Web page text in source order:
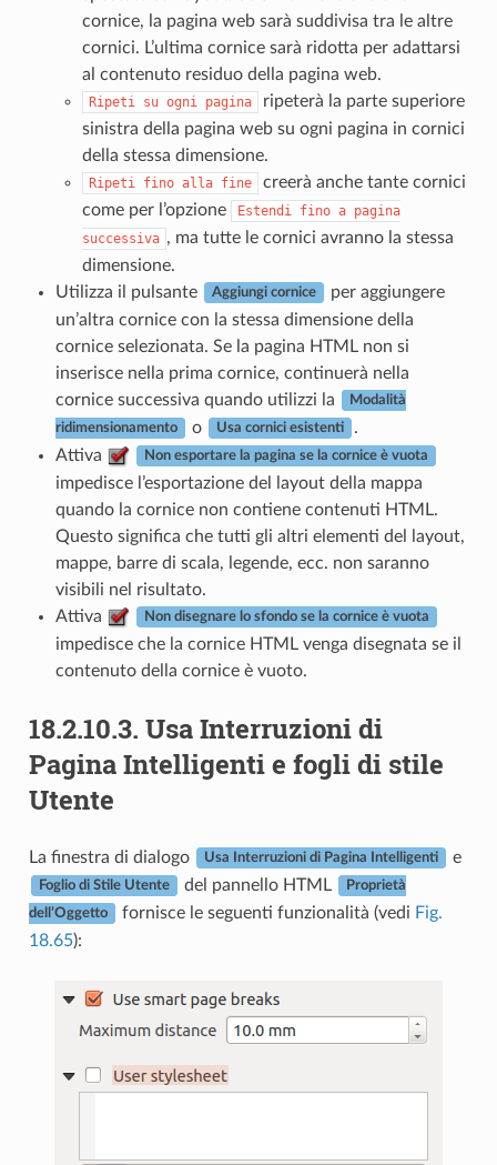
cornice, la pagina web sarà suddivisa tra le altre
cornici. L’ultima cornice sarà ridotta per adattarsi
al contenuto residuo della pagina web.
Ripeti su ogni pagina
ripeterà la parte superiore
sinistra della pagina web su ogni pagina in cornici
della stessa dimensione.
Ripeti fino alla fine
creerà anche tante cornici
come per l’opzione
Estendi fino a pagina
successiva , ma tutte le cornici avranno la stessa
dimensione.
Utilizza il pulsante
Aggiungi cornice
per aggiungere
un’altra cornice con la stessa dimensione della
cornice selezionata. Se la pagina HTML non si
inserisce nella prima cornice, continuerà nella
cornice successiva quando utilizzi la
Modalità
ridimensionamento o Usa cornici esistenti
.
Attiva
Non esportare la pagina se la cornice è vuota
impedisce l’esportazione del layout della mappa
quando la cornice non contiene contenuti HTML.
Questo significa che tutti gli altri elementi del layout,
mappe, barre di scala, legende, ecc. non saranno
visibili nel risultato.
Attiva
Non disegnare lo sfondo se la cornice è vuota
impedisce che la cornice HTML venga disegnata se il
contenuto della cornice è vuoto.
18.2.10.3. Usa Interruzioni di
Pagina Intelligenti e fogli di stile
Utente
La finestra di dialogo Usa Interruzioni di Pagina Intelligenti e
Foglio di Stile Utente del pannello HTML Proprietà
dell’Oggetto fornisce le seguenti funzionalità (vedi Fig.
18.65):